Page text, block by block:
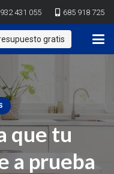
932 431 055 685 918 725
gratis
que tu
a prueba